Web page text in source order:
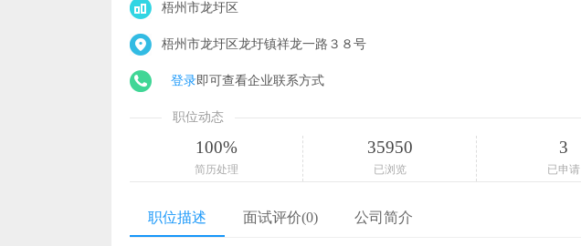
梧州市龙圩区
梧州市龙圩区龙圩镇祥龙一路３８号
登录即可查看企业联系方式
职位动态
100%
简历处理
35950
已浏览
3
已申请
职位描述 面试评价(0) 公司简介